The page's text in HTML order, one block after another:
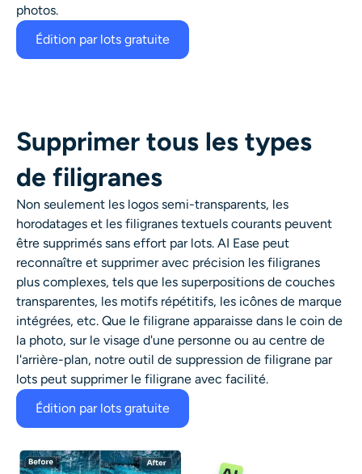
Outils vidéo
Suppression de filigrane vidéo
photos.
Édition par lots gratuite
Supprimer tous les types
de filigranes
Non seulement les logos semi-transparents, les
horodatages et les filigranes textuels courants peuvent
être supprimés sans effort par lots. AI Ease peut
reconnaître et supprimer avec précision les filigranes
plus complexes, tels que les superpositions de couches
transparentes, les motifs répétitifs, les icônes de marque
intégrées, etc. Que le filigrane apparaisse dans le coin de
la photo, sur le visage d'une personne ou au centre de
l'arrière-plan, notre outil de suppression de filigrane par
lots peut supprimer le filigrane avec facilité.
Édition par lots gratuite